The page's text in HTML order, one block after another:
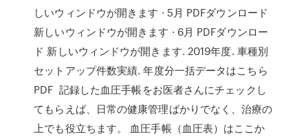
しいウィンドウが開きます · 5月 PDFダウンロード
新しいウィンドウが開きます · 6月 PDFダウンロー
ド 新しいウィンドウが開きます. 2019年度. 車種別
セットアップ件数実績. 年度分一括データはこちら
PDF 記録した血圧手帳をお医者さんにチェックし
てもらえば、日常の健康管理ばかりでなく、治療の
上でも役立ちます。 血圧手帳（血圧表）はここか